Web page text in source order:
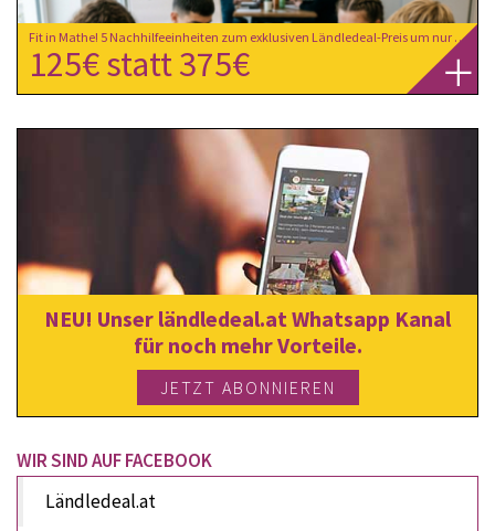
Fit in Mathe! 5 Nachhilfeeinheiten zum exklusiven Ländledeal-Preis um nur € 125,- statt € 375,- bei extra-Klasse in Dornbirn
125€ statt 375€
NEU! Unser ländledeal.at Whatsapp Kanal
für noch mehr Vorteile.
JETZT ABONNIEREN
WIR SIND AUF FACEBOOK
Ländledeal.at